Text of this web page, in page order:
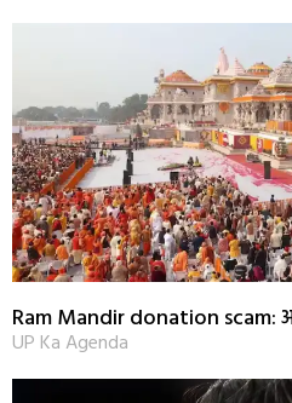
Ram Mandir donation
UP Ka Agenda